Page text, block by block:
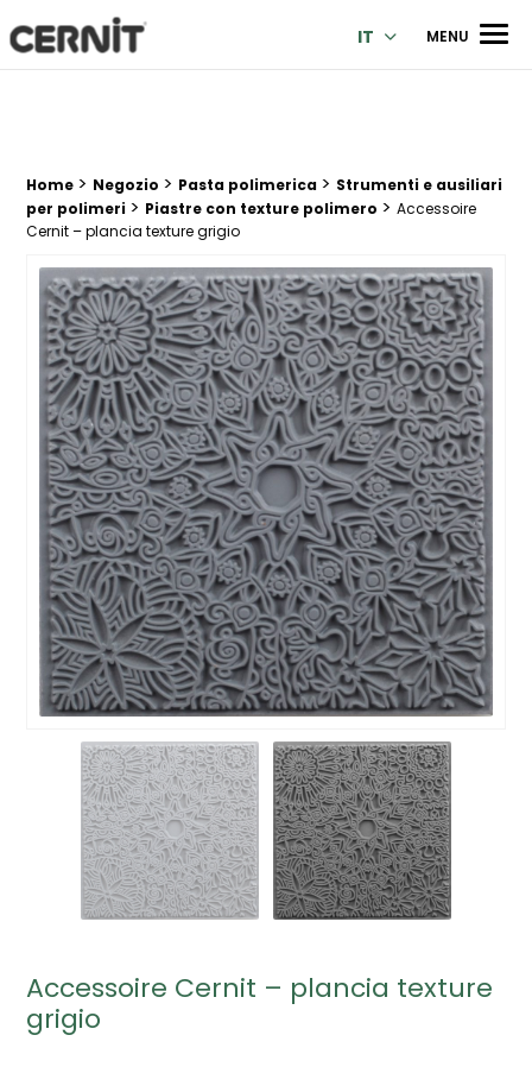
Cernit Une qualité haut de gamme pour des créations
IT MENU
Breadcrumb trail:
Home > Negozio > Pasta polimerica > Strumenti e ausiliari
per polimeri > Piastre con texture polimero > Accessoire
Cernit – plancia texture grigio
Accessoire Cernit – plancia texture
grigio